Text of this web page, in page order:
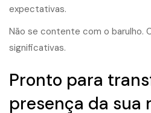
expectativas.
Não se contente com o barulho.
significativas.
Pronto para
presença da sua